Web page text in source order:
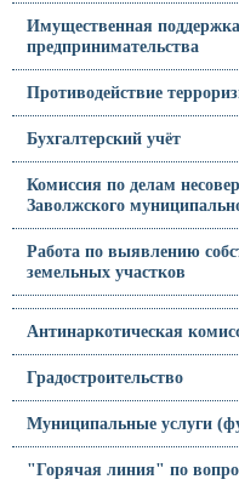
Имущественная поддержка
предпринимательства
Противодействие
Бухгалтерский учёт
Комиссия по делам
Заволжского
Работа по выявлению
земельных участков
Антинаркотическая
Градостроительство
Муниципальные услуги
"Горячая линия" по